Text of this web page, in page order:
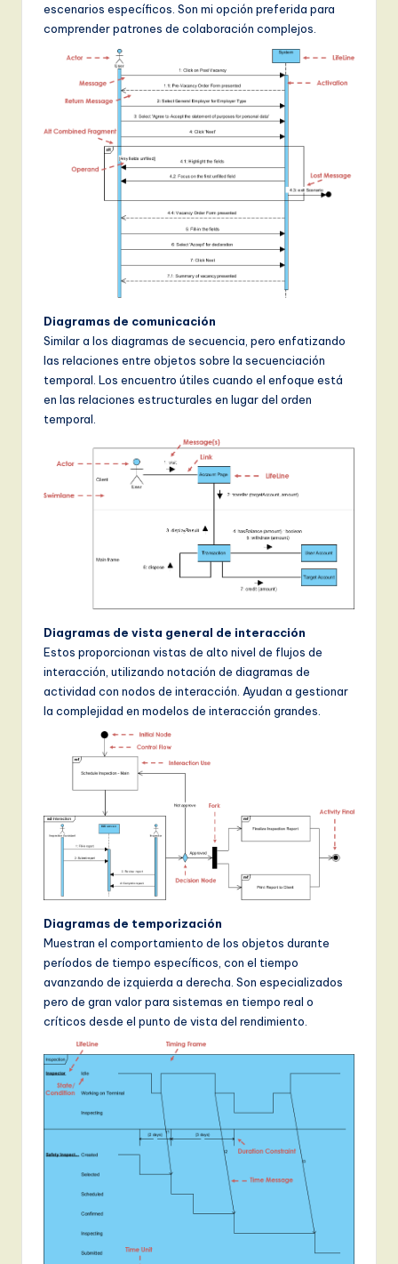
escenarios específicos. Son mi opción preferida para
comprender patrones de colaboración complejos.
Diagramas de comunicación
Similar a los diagramas de secuencia, pero enfatizando
las relaciones entre objetos sobre la secuenciación
temporal. Los encuentro útiles cuando el enfoque está
en las relaciones estructurales en lugar del orden
temporal.
Diagramas de vista general de interacción
Estos proporcionan vistas de alto nivel de flujos de
interacción, utilizando notación de diagramas de
actividad con nodos de interacción. Ayudan a gestionar
la complejidad en modelos de interacción grandes.
Diagramas de temporización
Muestran el comportamiento de los objetos durante
períodos de tiempo específicos, con el tiempo
avanzando de izquierda a derecha. Son especializados
pero de gran valor para sistemas en tiempo real o
críticos desde el punto de vista del rendimiento.